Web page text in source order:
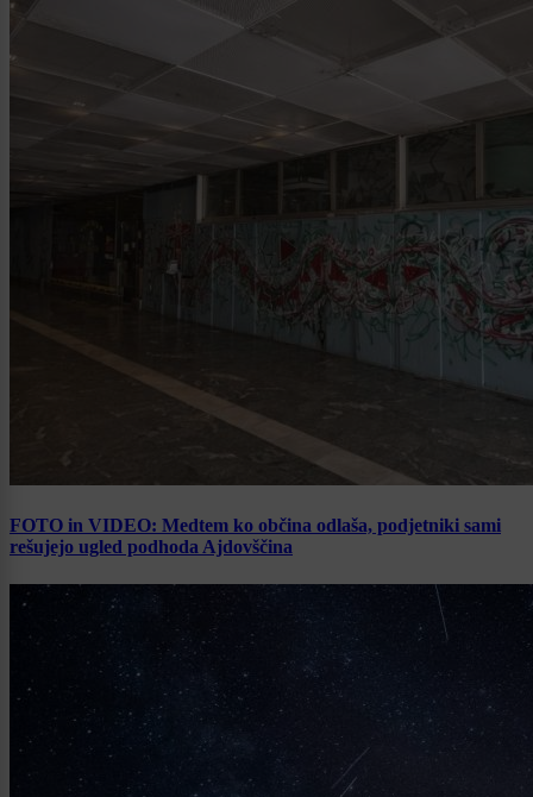
FOTO in VIDEO: Medtem ko občina odlaša, podjetniki sami
rešujejo ugled podhoda Ajdovščina